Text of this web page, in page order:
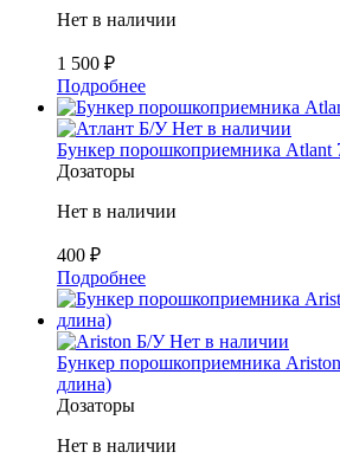
Нет в наличии
1 500 ₽
Подробнее
Б/У Нет в наличии
Бункер порошкоприемника Atlant
Дозаторы
Нет в наличии
400 ₽
Подробнее
Б/У Нет в наличии
Бункер порошкоприемника
длина)
Дозаторы
Нет в наличии